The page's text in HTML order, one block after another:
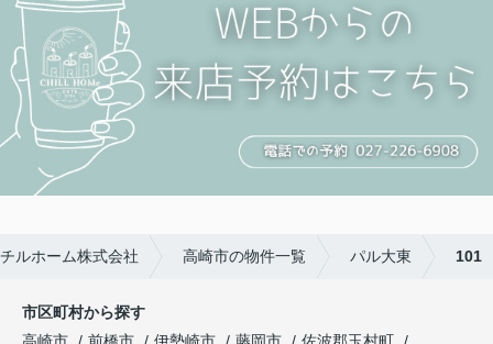
ルホーム株式会社 高崎市の物件一覧 パル大東 101
市区町村から探す